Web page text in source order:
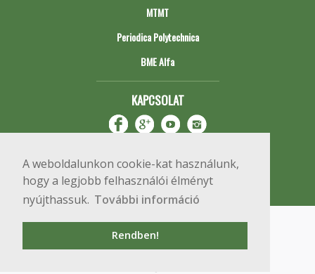
A weboldalunkon cookie-kat használunk,
hogy a legjobb felhasználói élményt
nyújthassuk. További információ
Rendben!
MTMT
Periodica Polytechnica
BME Alfa
KAPCSOLAT
Copyright © 2020 BME Építőmérnöki Kar
1111 Budapest, Műegyetem rkp. 3.